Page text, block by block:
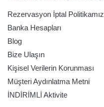
Rezervasyon İptal Politikamız
Banka Hesapları
Blog
Bize Ulaşın
Kişisel Verilerin Korunması
Müşteri Aydınlatma Metni
İNDİRİMLİ Aktivite